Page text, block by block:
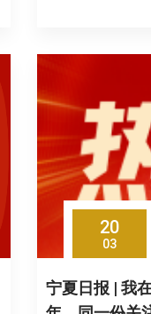
20
03
宁夏日报 | 我在